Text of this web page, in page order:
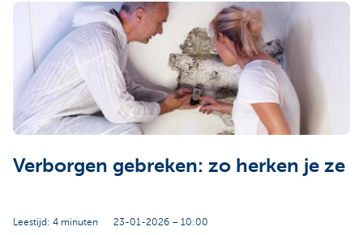
Brussels
Verborgen gebreken: zo herken je ze
Leestijd: 4 minuten 23-01-2026 – 10:00